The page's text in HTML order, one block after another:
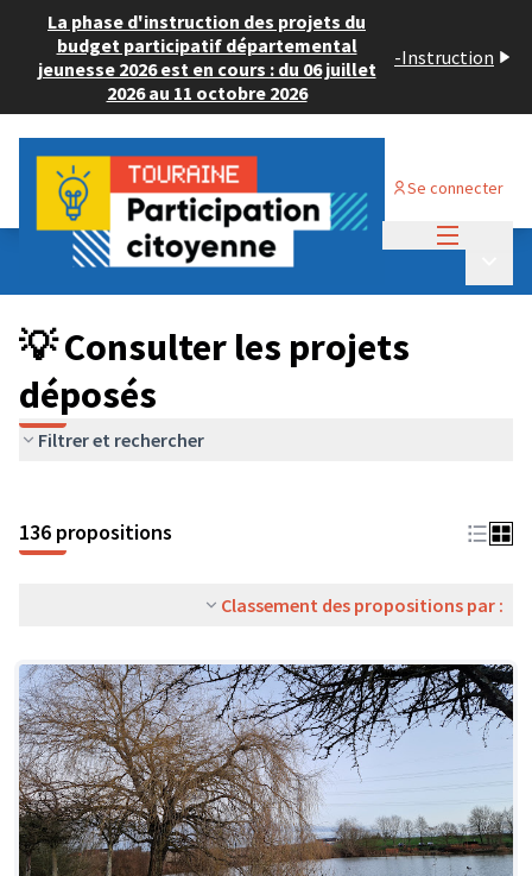
La phase d'instruction des projets du
budget participatif départemental
jeunesse 2026 est en cours : du 06 juillet
2026 au 11 octobre 2026
-Instruction
Se connecter
Budget Participatif JEUNESSE 2024
💡 Consulter les projets déposés
💡 Consulter les projets
déposés
Filtrer et rechercher
136 propositions
Classement des propositions par :